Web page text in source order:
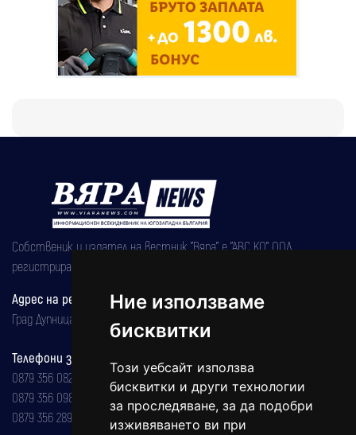
Ние използваме
бисквитки
Този уебсайт използва
бисквитки и други технологии
за проследяване, за да подобри
изживяването ви при
Собственик и издател на вестник "Вяра" е "АВС КО" ООД,
регистрирана на 08.05.2002 година.
Адрес на редакцията
Град Дупница, ул.''Христо Ботев" 43
Телефони за реклама и абонаменти
0879 356 082
0879 356 098
0879 356 289